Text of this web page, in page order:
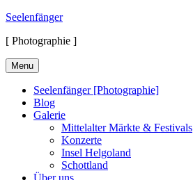
Skip
content
Seelenfänger
[ Photographie ]
Menu
Seelenfänger [Photographie]
Blog
Galerie
Mittelalter Märkte & Festivals
Konzerte
Insel Helgoland
Schottland
Über uns